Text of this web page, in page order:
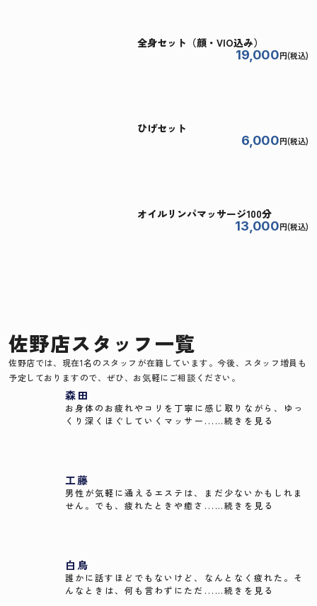
全身セット（顔・VIO込み）
19,000円(税込)
ひげセット
6,000円(税込)
オイルリンパマッサージ100分
13,000円(税込)
佐野店スタッフ一覧
佐野店では、現在1名のスタッフが在籍しています。今後、スタッフ増員も
予定しておりますので、ぜひ、お気軽にご相談ください。
森田
お身体のお疲れやコリを丁寧に感じ取りながら、ゆっ
くり深くほぐしていくマッサー...…続きを見る
工藤
男性が気軽に通えるエステは、まだ少ないかもしれま
せん。でも、疲れたときや癒さ...…続きを見る
白鳥
誰かに話すほどでもないけど、なんとなく疲れた。そ
んなときは、何も言わずにただ...…続きを見る